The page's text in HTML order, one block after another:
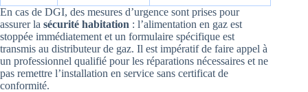
En cas de DGI, des mesures d’urgence sont prises pour
assurer la sécurité habitation : l’alimentation en gaz est
stoppée immédiatement et un formulaire spécifique est
transmis au distributeur de gaz. Il est impératif de faire appel à
un professionnel qualifié pour les réparations nécessaires et ne
pas remettre l’installation en service sans certificat de
conformité.